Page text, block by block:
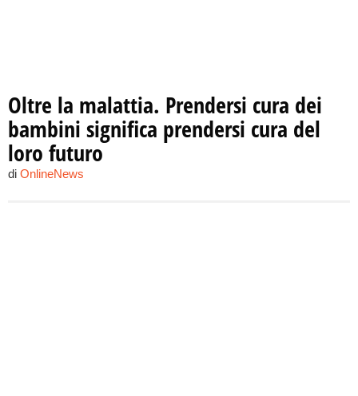
Oltre la malattia. Prendersi cura dei
bambini significa prendersi cura del
loro futuro
di OnlineNews